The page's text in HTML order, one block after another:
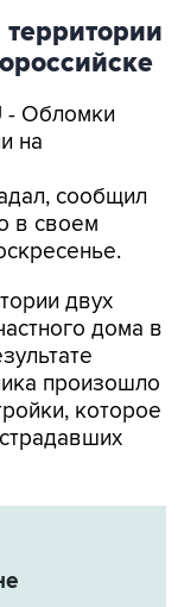
- Обломки
сообщил
в своем
двух
произошло
которое